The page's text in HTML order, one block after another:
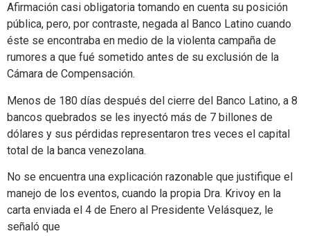
Afirmación casi obligatoria tomando en cuenta su posición
pública, pero, por contraste, negada al Banco Latino cuando
éste se encontraba en medio de la violenta campaña de
rumores a que fué sometido antes de su exclusión de la
Cámara de Compensación.
Menos de 180 días después del cierre del Banco Latino, a 8
bancos quebrados se les inyectó más de 7 billones de
dólares y sus pérdidas representaron tres veces el capital
total de la banca venezolana.
No se encuentra una explicación razonable que justifique el
manejo de los eventos, cuando la propia Dra. Krivoy en la
carta enviada el 4 de Enero al Presidente Velásquez, le
señaló que